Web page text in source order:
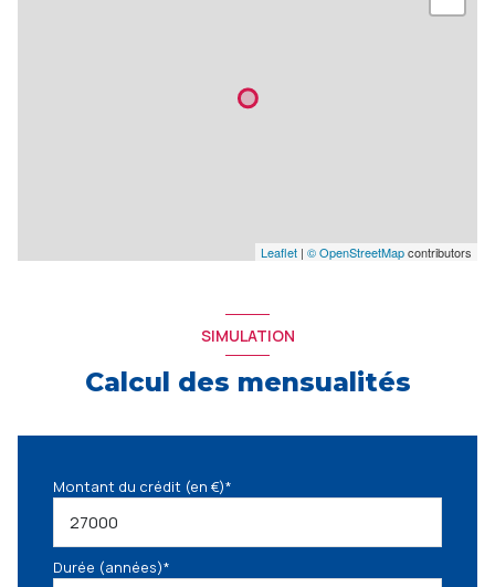
Leaflet | © OpenStreetMapcontributors
SIMULATION
Calcul des mensualités
Montant du crédit (en €)*
Durée (années)*